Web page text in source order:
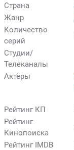
Страна
Жанр
Количество
серий
Студии/
Телеканалы
Актёры
Рейтинг КП
Рейтинг
Кинопоиска
Рейтинг IMDB